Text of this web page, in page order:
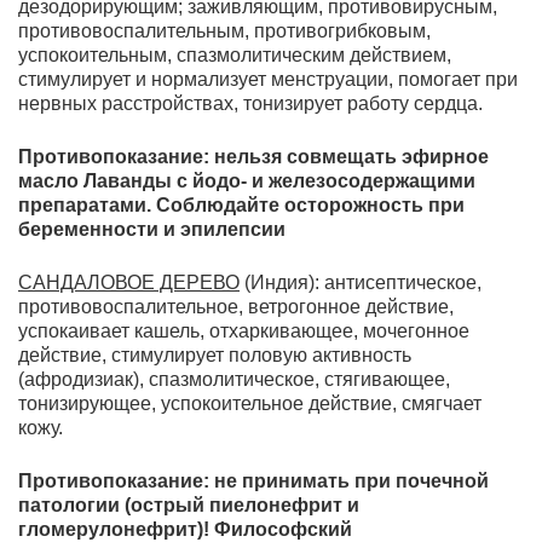
дезодорирующим; заживляющим, противовирусным,
противовоспалительным, противогрибковым,
успокоительным, спазмолитическим действием,
стимулирует и нормализует менструации, помогает при
нервных расстройствах, тонизирует работу сердца.
Противопоказание: нельзя совмещать эфирное
масло Лаванды с йодо- и железосодержащими
препаратами. Соблюдайте осторожность при
беременности и эпилепсии
САНДАЛОВОЕ ДЕРЕВО (Индия): антисептическое,
противовоспалительное, ветрогонное действие,
успокаивает кашель, отхаркивающее, мочегонное
действие, стимулирует половую активность
(афродизиак), спазмолитическое, стягивающее,
тонизирующее, успокоительное действие, смягчает
кожу.
Противопоказание: не принимать при почечной
патологии (острый пиелонефрит и
гломерулонефрит)! Философский